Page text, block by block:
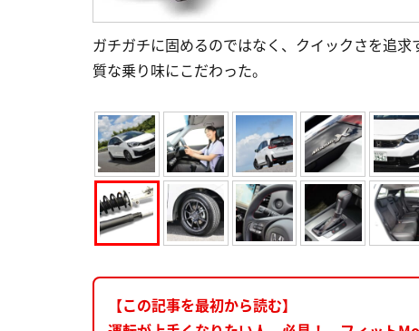
ガチガチに固めるのではなく、クイックさを追
質な乗り味にこだわった。
【この記事を最初から読む】